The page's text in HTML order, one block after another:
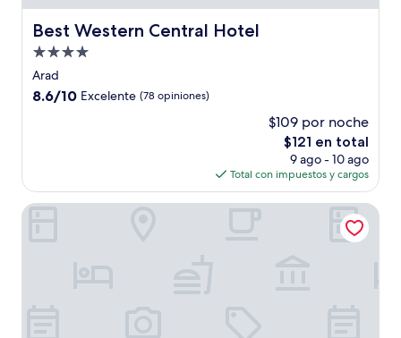
Best Western Central Hotel
Best Western Central Hotel
Propiedad
de
4.0
Arad
8.6
8.6/10 Excelente (78 opiniones)
$109 por noche
El
precio
actual
es
de
$121 en total
9 ago - 10 ago
Total con impuestos y cargos
ARI Central Grand Apartments-Luxury Stay